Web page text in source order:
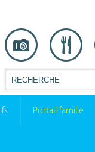
Portail famille